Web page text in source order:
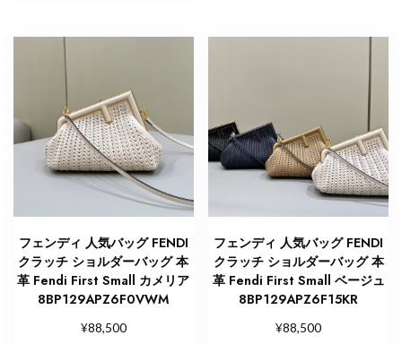
フェンディ 人気バッグ FENDI
クラッチ ショルダーバッグ 本
革 Fendi First Small カメリア
8BP129APZ6F0VWM
¥88,500
フェンディ 人気バッグ FENDI
クラッチ ショルダーバッグ 本
革 Fendi First Small ベージュ
8BP129APZ6F15KR
¥88,500